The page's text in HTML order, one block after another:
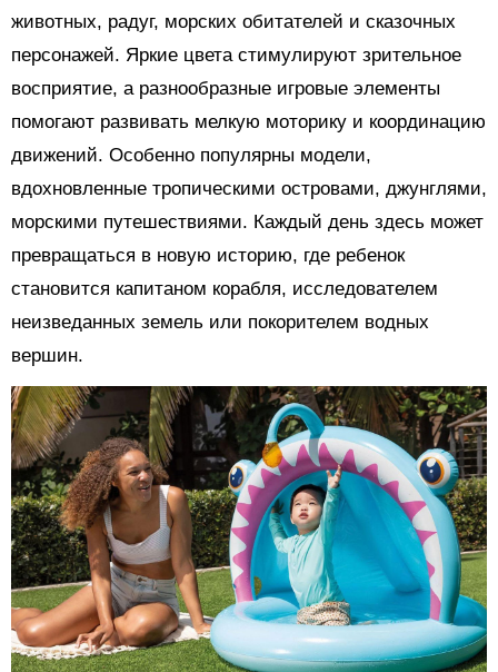
животных, радуг, морских обитателей и сказочных
персонажей. Яркие цвета стимулируют зрительное
восприятие, а разнообразные игровые элементы
помогают развивать мелкую моторику и координацию
движений. Особенно популярны модели,
вдохновленные тропическими островами, джунглями,
морскими путешествиями. Каждый день здесь может
превращаться в новую историю, где ребенок
становится капитаном корабля, исследователем
неизведанных земель или покорителем водных
вершин.